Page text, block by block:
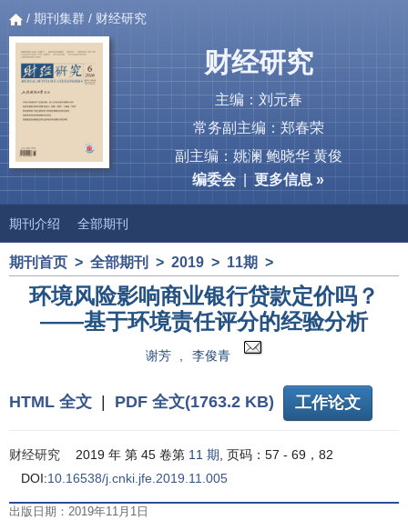
/ 期刊集群 / 财经研究
财经研究
主编：刘元春
常务副主编：郑春荣
副主编：姚澜 鲍晓华 黄俊
编委会|更多信息 »
期刊介绍 全部期刊
期刊首页 > 全部期刊 > 2019 > 11期 >
环境风险影响商业银行贷款定价吗？
——基于环境责任评分的经验分析
谢芳 李俊青
HTML 全文 PDF 全文(1763.2 KB) 工作论文
财经研究 2019 年 第 45 卷第 11 期, 页码：57 - 69，82
DOI:10.16538/j.cnki.jfe.2019.11.005
出版日期：2019年11月1日